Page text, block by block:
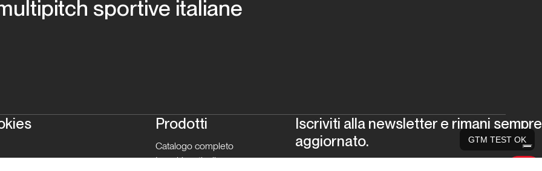
sportive italiane
Prodotti
Catalogo completo
Luoghi verticali
Iscriviti alla newsletter e rimani sempre
aggiornato.
GTM TEST OK